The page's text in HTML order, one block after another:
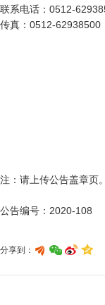
联系电话：0512-
传真：0512-62938500
注：请上传公告盖章页。
分享到：